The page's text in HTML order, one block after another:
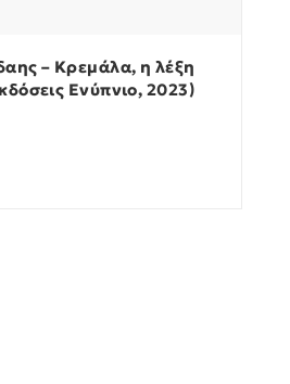
– Κρεμάλα, η λέξη
Ενύπνιο, 2023)